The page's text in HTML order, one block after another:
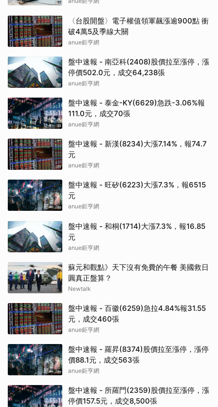
〈台股開盤〉電子權值領軍飆漲逾900點 衝
破4萬5及季線大關
anue鉅亨網
盤中速報 - 南亞科(2408)股價拉至漲停，漲
停價502.0元，成交64,238張
anue鉅亨網
盤中速報 - 泰金-KY(6629)急跌-3.06%報
111.0元，成交70張
anue鉅亨網
盤中速報 - 新漢(8234)大漲7.14%，報74.7
元
anue鉅亨網
盤中速報 - 旺矽(6223)大漲7.3%，報6515
元
anue鉅亨網
盤中速報 - 和桐(1714)大漲7.3%，報16.85
元
anue鉅亨網
蘇元和觀點》天下沒有免費的午餐 美國救日
圓真正盤算？
Newtalk
盤中速報 - 百徽(6259)急拉4.84%報31.55
元，成交460張
anue鉅亨網
盤中速報 - 羅昇(8374)股價拉至漲停，漲停
價88.1元，成交563張
anue鉅亨網
盤中速報 - 所羅門(2359)股價拉至漲停，漲
停價157.5元，成交8,500張